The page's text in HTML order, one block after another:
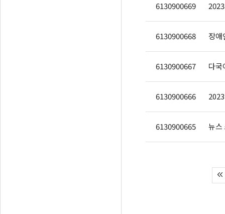
6130900669
6130900668 장애
6130900667 다국
6130900666
6130900665 뉴스